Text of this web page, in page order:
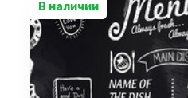
В наличии